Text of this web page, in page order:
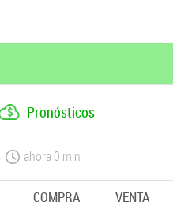
Pronósticos
ahora0 min
COMPRA VENTA